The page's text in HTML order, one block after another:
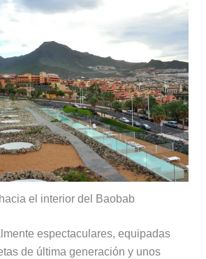
el interior del Baobab
espectaculares, equipadas
de última generación y unos